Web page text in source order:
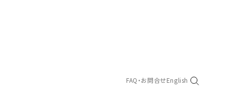
FAQ・お問合せEnglish